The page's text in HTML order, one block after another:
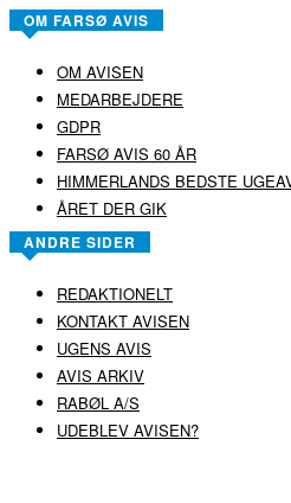
OM FARSØ AVIS
OM AVISEN
MEDARBEJDERE
GDPR
FARSØ AVIS 60 ÅR
HIMMERLANDS BEDSTE
ÅRET DER GIK
ANDRE SIDER
REDAKTIONELT
KONTAKT AVISEN
UGENS AVIS
AVIS ARKIV
RABØL A/S
UDEBLEV AVISEN?